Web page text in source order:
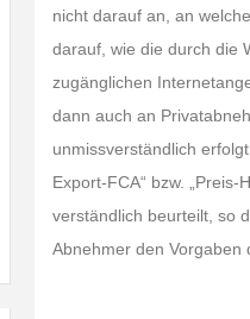
nicht darauf an, an
darauf, wie die durch die
zugänglichen
dann auch an
unmissverständlich
Export-FCA“ bzw.
verständlich beurteilt, so
Abnehmer den Vorgaben